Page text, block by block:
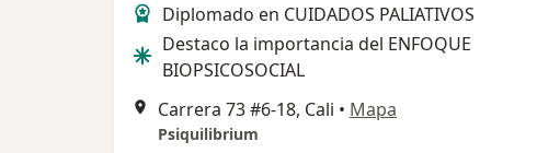
Diplomado en CUIDADOS PALIATIVOS
Destaco la importancia del ENFOQUE
BIOPSICOSOCIAL
Carrera 73 #6-18, Cali • Mapa
Psiquilibrium